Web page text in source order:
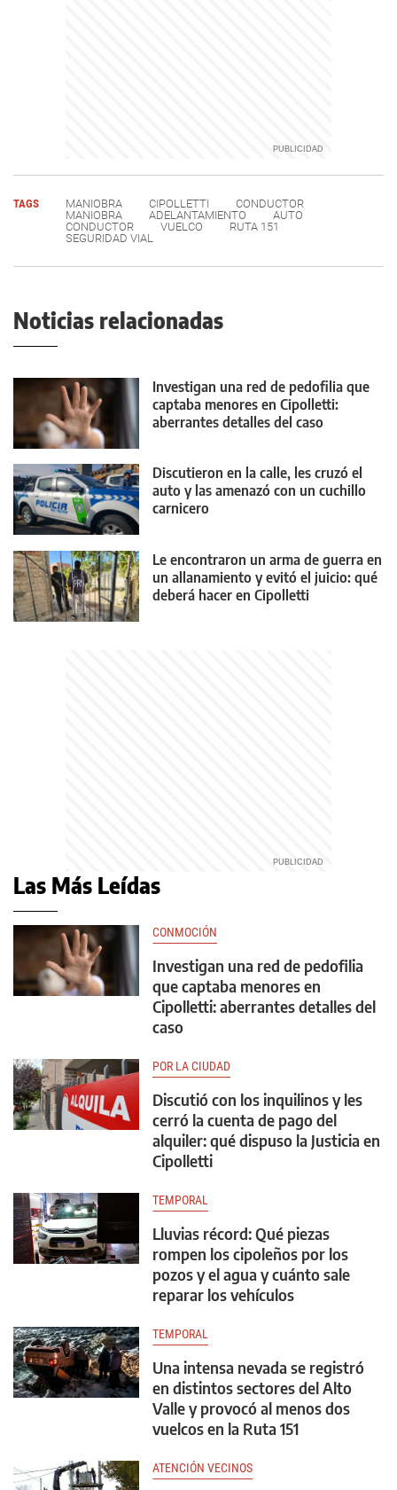
TAGS MANIOBRA CIPOLLETTI
CONDUCTOR
MANIOBRA
ADELANTAMIENTO
AUTO
CONDUCTOR
VUELCO
RUTA 151
SEGURIDAD VIAL
Noticias relacionadas
Investigan una red de pedofilia que
captaba menores en Cipolletti:
aberrantes detalles del caso
Discutieron en la calle, les cruzó el
auto y las amenazó con un cuchillo
carnicero
Le encontraron un arma de guerra en
un allanamiento y evitó el juicio: qué
deberá hacer en Cipolletti
Las Más Leídas
CONMOCIÓN
Investigan una red de pedofilia
que captaba menores en
Cipolletti: aberrantes detalles del
caso
POR LA CIUDAD
Discutió con los inquilinos y les
cerró la cuenta de pago del
alquiler: qué dispuso la Justicia en
Cipolletti
TEMPORAL
Lluvias récord: Qué piezas
rompen los cipoleños por los
pozos y el agua y cuánto sale
reparar los vehículos
TEMPORAL
Una intensa nevada se registró
en distintos sectores del Alto
Valle y provocó al menos dos
vuelcos en la Ruta 151
ATENCIÓN VECINOS